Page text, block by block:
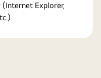
(Internet Explorer,